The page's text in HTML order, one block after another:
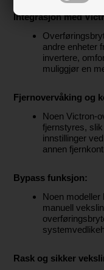
Integrasjon med
andre enheter
invertere,
muliggjør en
Fjernovervåking og
Noen Victron-
fjernstyres,
innstillinger
annen
Bypass funksjon:
Noen
manuell
Rask og sikker